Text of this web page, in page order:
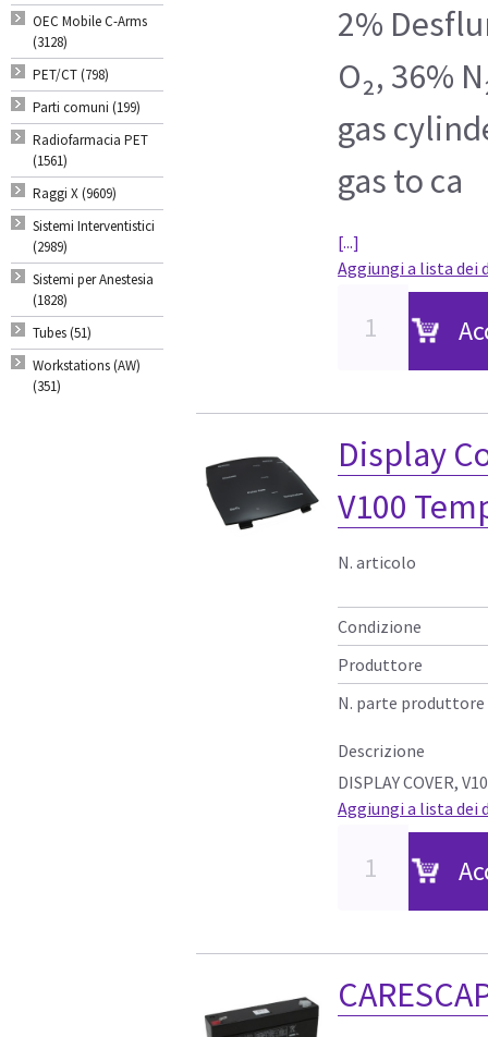
OEC Mobile C-Arms
(3128)
PET/CT (798)
Parti comuni (199)
Radiofarmacia PET
(1561)
Raggi X (9609)
Sistemi Interventistici
(2989)
Sistemi per Anestesia
(1828)
Tubes (51)
Workstations (AW)
(351)
2%
O₂, 36%
gas
gas to ca
[...]
Aggiungi a lista dei
Display
V100
N. articolo
Condizione
Produttore
N. parte produttore
Descrizione
DISPLAY COVER,
Aggiungi a lista dei